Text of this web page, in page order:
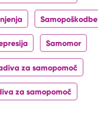
Samopoškodbe
Samomor
za samopomoč
za samopomoč